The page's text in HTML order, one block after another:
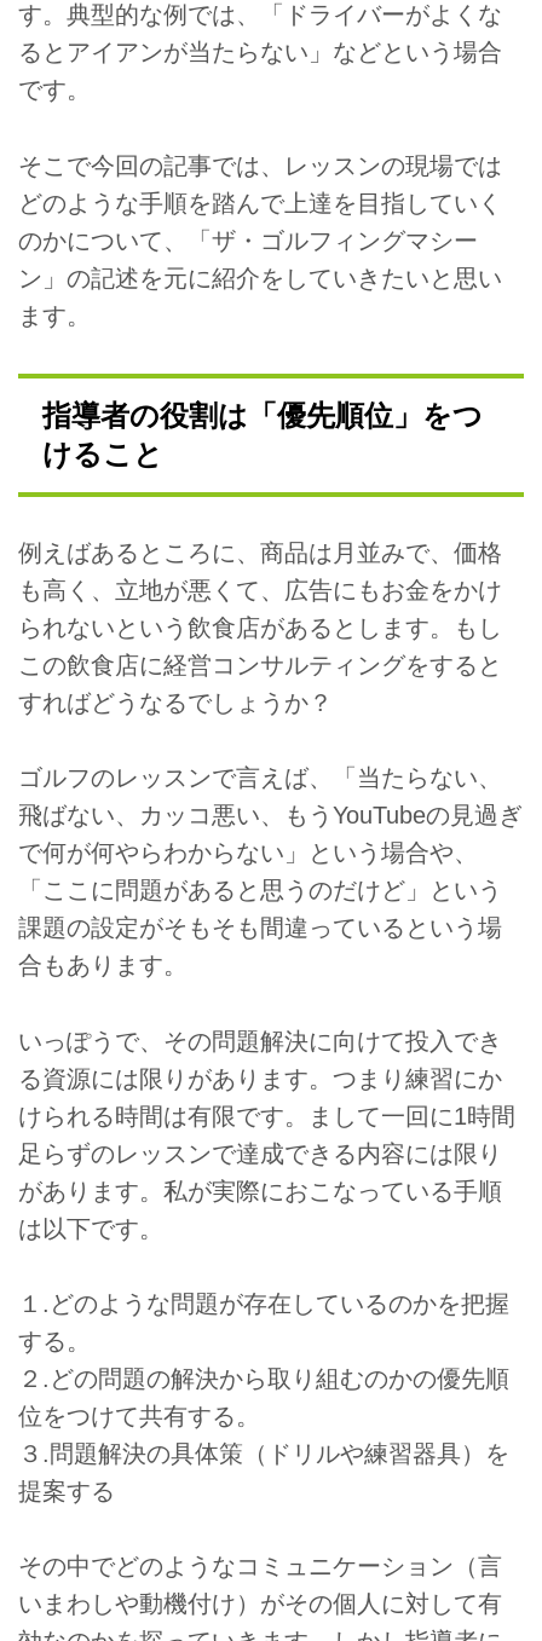
す。典型的な例では、「ドライバーがよくな
るとアイアンが当たらない」などという場合
です。
そこで今回の記事では、レッスンの現場では
どのような手順を踏んで上達を目指していく
のかについて、「ザ・ゴルフィングマシー
ン」の記述を元に紹介をしていきたいと思い
ます。
指導者の役割は「優先順位」をつ
けること
例えばあるところに、商品は月並みで、価格
も高く、立地が悪くて、広告にもお金をかけ
られないという飲食店があるとします。もし
この飲食店に経営コンサルティングをすると
すればどうなるでしょうか？
ゴルフのレッスンで言えば、「当たらない、
飛ばない、カッコ悪い、もうYouTubeの見過ぎ
で何が何やらわからない」という場合や、
「ここに問題があると思うのだけど」という
課題の設定がそもそも間違っているという場
合もあります。
いっぽうで、その問題解決に向けて投入でき
る資源には限りがあります。つまり練習にか
けられる時間は有限です。まして一回に1時間
足らずのレッスンで達成できる内容には限り
があります。私が実際におこなっている手順
は以下です。
１.どのような問題が存在しているのかを把握
する。
２.どの問題の解決から取り組むのかの優先順
位をつけて共有する。
３.問題解決の具体策（ドリルや練習器具）を
提案する
その中でどのようなコミュニケーション（言
いまわしや動機付け）がその個人に対して有